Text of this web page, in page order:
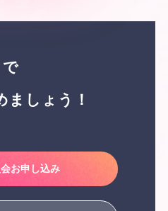
で
ましょう！
会お申し込み